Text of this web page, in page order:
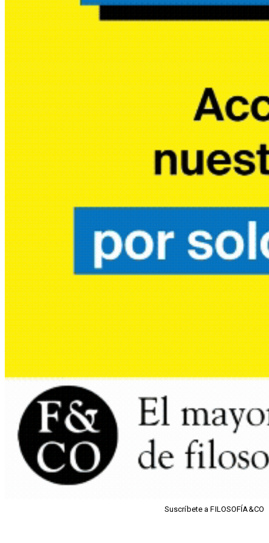
Suscríbete a FILOSOFÍA&CO